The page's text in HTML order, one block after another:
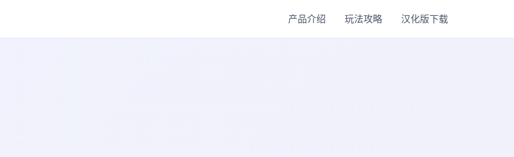
产品介绍 玩法攻略 汉化版下载